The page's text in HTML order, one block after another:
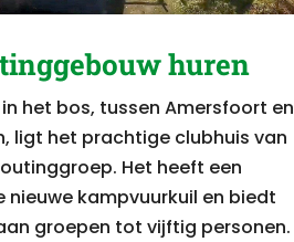
huren
het bos, tussen Amersfoort en
ligt het prachtige clubhuis van
Het heeft een
nieuwe kampvuurkuil en biedt
groepen tot vijftig personen.